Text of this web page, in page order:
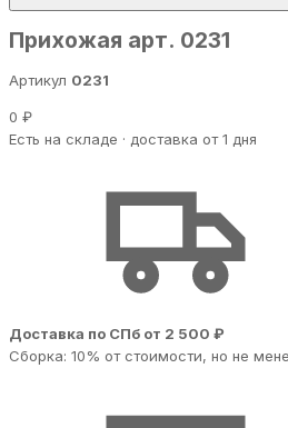
Прихожая арт. 0231
Артикул 0231
0 ₽
Есть на складе · доставка от 1 дня
Доставка по СПб от 2 500 ₽
Сборка: 10% от стоимости, но не